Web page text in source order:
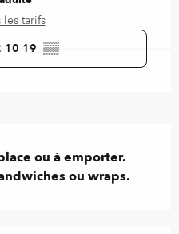
tarifs
10 19 ▒▒
ou à emporter.
ou wraps.